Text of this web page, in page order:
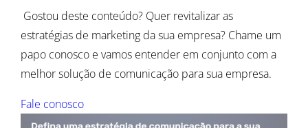
Gostou deste conteúdo? Quer revitalizar as
estratégias de marketing da sua empresa? Chame um
papo conosco e vamos entender em conjunto com a
melhor solução de comunicação para sua empresa.
Fale conosco